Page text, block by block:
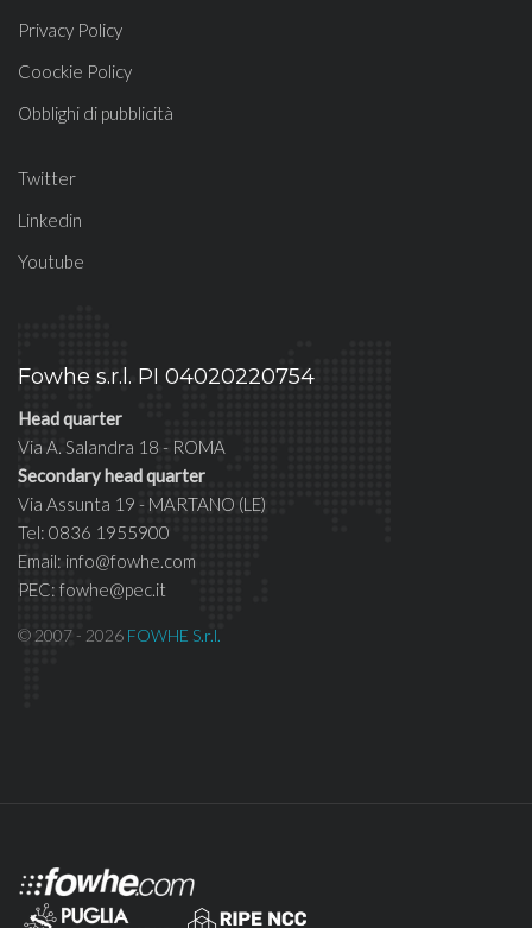
Privacy Policy
Coockie Policy
Obblighi di pubblicità
Twitter
Linkedin
Youtube
Fowhe s.r.l. PI 04020220754
Head quarter
Via A. Salandra 18 - ROMA
Secondary head quarter
Via Assunta 19 - MARTANO (LE)
Tel: 0836 1955900
Email: info@fowhe.com
PEC: fowhe@pec.it
© 2007 - 2026 FOWHE S.r.l.